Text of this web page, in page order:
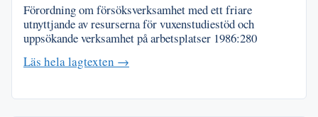
Förordning om försöksverksamhet med ett friare
utnyttjande av resurserna för vuxenstudiestöd och
uppsökande verksamhet på arbetsplatser 1986:280
Läs hela lagtexten →